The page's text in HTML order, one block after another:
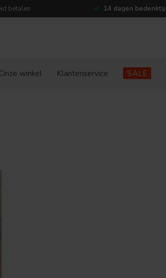
betalen 14 dagen
Onze winkel Klantenservice SALE